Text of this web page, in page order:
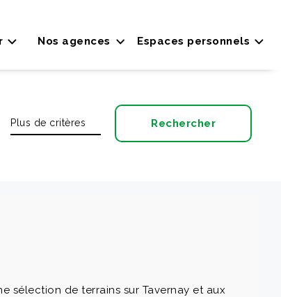
Espaces personnels
Nos agences
sélection de terrains sur Tavernay et aux